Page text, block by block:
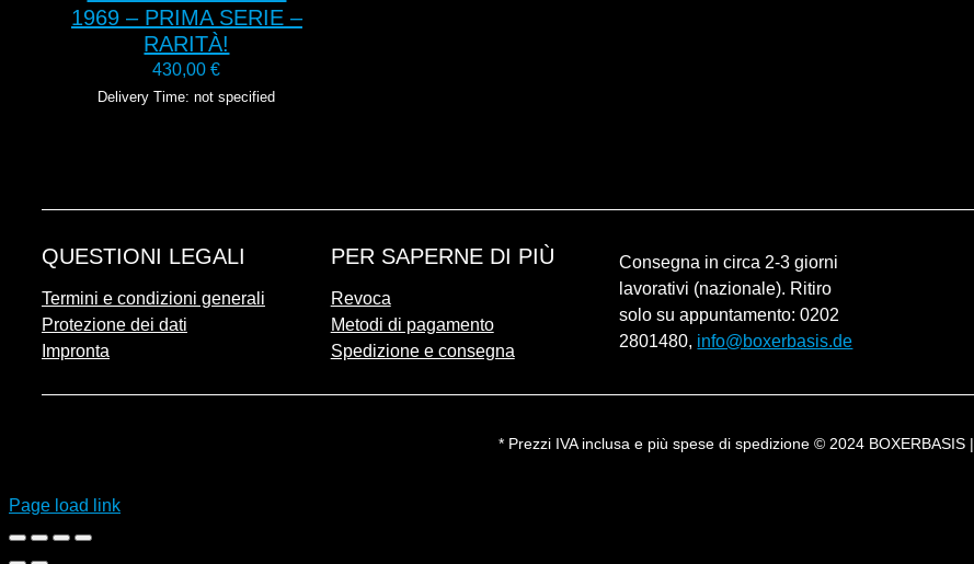
1969 – PRIMA SERIE –
RARITÀ!
430,00€
Delivery Time: not specified
QUESTIONI LEGALI
Termini e condizioni generali
Protezione dei dati
Impronta
PER SAPERNE DI PIÙ
Revoca
Metodi di pagamento
Spedizione e consegna
Consegna in circa 2-3 giorni
lavorativi (nazionale). Ritiro
solo su appuntamento: 0202
2801480, info@boxerbasis.de
* Prezzi IVA inclusa e più spese di spedizione © 2024 BOXERBASIS |
Page load link